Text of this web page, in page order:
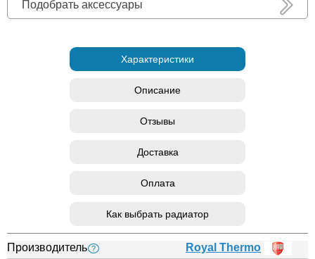
Подобрать аксессуары
Характеристики
Описание
Отзывы
Доставка
Оплата
Как выбрать радиатор
Производитель ?
Royal Thermo